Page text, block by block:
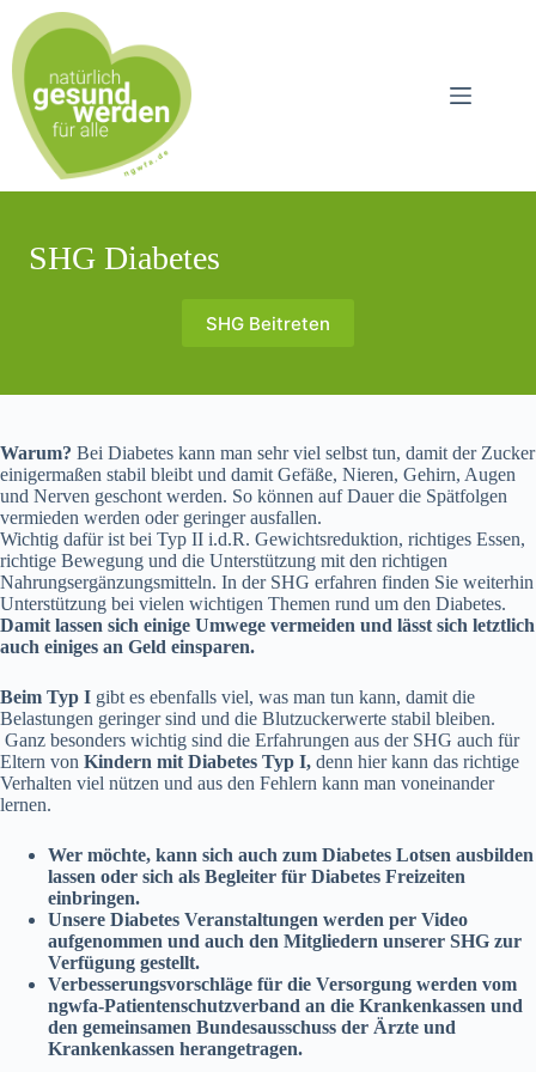
Inhalt
springen
SHG Diabetes
SHG Beitreten
Warum? Bei Diabetes kann man sehr viel selbst tun, damit der Zucker
einigermaßen stabil bleibt und damit Gefäße, Nieren, Gehirn, Augen
und Nerven geschont werden. So können auf Dauer die Spätfolgen
vermieden werden oder geringer ausfallen.
Wichtig dafür ist bei Typ II i.d.R. Gewichtsreduktion, richtiges Essen,
richtige Bewegung und die Unterstützung mit den richtigen
Nahrungsergänzungsmitteln. In der SHG erfahren finden Sie weiterhin
Unterstützung bei vielen wichtigen Themen rund um den Diabetes.
Damit lassen sich einige Umwege vermeiden und lässt sich letztlich
auch einiges an Geld einsparen.
Beim Typ I gibt es ebenfalls viel, was man tun kann, damit die
Belastungen geringer sind und die Blutzuckerwerte stabil bleiben.
Ganz besonders wichtig sind die Erfahrungen aus der SHG auch für
Eltern von Kindern mit Diabetes Typ I, denn hier kann das richtige
Verhalten viel nützen und aus den Fehlern kann man voneinander
lernen.
Wer möchte, kann sich auch zum Diabetes Lotsen ausbilden
lassen oder sich als Begleiter für Diabetes Freizeiten
einbringen.
Unsere Diabetes Veranstaltungen werden per Video
aufgenommen und auch den Mitgliedern unserer SHG zur
Verfügung gestellt.
Verbesserungsvorschläge für die Versorgung werden vom
ngwfa-Patientenschutzverband an die Krankenkassen und
den gemeinsamen Bundesausschuss der Ärzte und
Krankenkassen herangetragen.